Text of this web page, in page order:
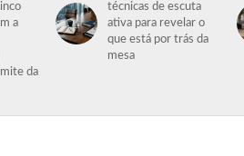
a
da
técnicas de escuta
ativa para revelar o
que está por trás da
mesa